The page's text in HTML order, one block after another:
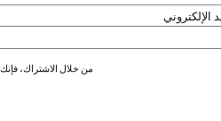
الإلكتروني
من خلال الاشتراك،